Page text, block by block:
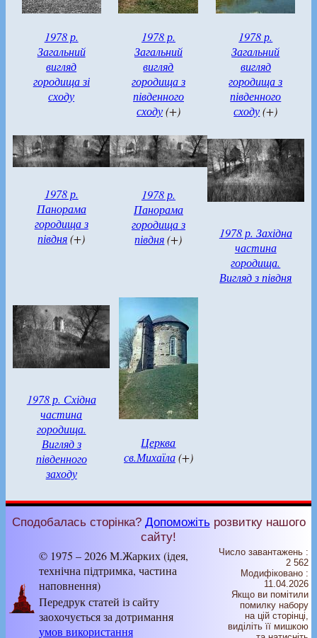
1978 р.
Загальний
вигляд
городища зі
сходу
1978 р.
Загальний
вигляд
городища з
південного
сходу(+)
1978 р.
Загальний
вигляд
городища з
південного
сходу(+)
1978 р.
Панорама
городища з
півдня(+)
1978 р.
Панорама
городища з
півдня(+)
1978 р. Західна
частина
городища.
Вигляд з півдня
1978 р. Східна
частина
городища.
Вигляд з
південного
заходу
Церква
св.Михаїла(+)
Сподобалась сторінка? Допоможіть розвитку нашого
сайту!
© 1975 – 2026 М.Жарких (ідея,
технічна підтримка, частина
наповнення)
Передрук статей із сайту
заохочується за дотримання
умов використання
Число завантажень :
2 562
Модифіковано :
11.04.2026
Якщо ви помітили
помилку набору
на цiй сторiнцi,
видiлiть її мишкою